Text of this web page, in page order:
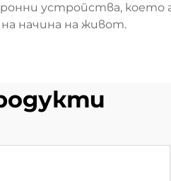
устройства,
начина на живот.